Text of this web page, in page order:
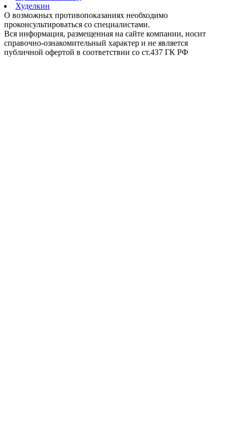
Худелкин
О возможных противопоказаниях необходимо
проконсультироваться со специалистами.
Вся информация, размещенная на сайте компании, носит
справочно-ознакомительный характер и не является
публичной офертой в соответствии со ст.437 ГК РФ